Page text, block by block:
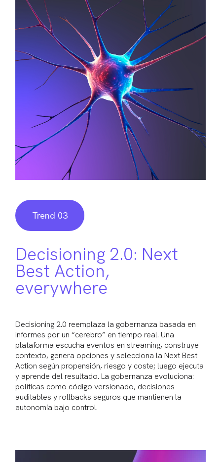
Trend 03
Decisioning 2.0: Next
Best Action,
everywhere
Decisioning 2.0 reemplaza la gobernanza basada en
informes por un “cerebro” en tiempo real. Una
plataforma escucha eventos en streaming, construye
contexto, genera opciones y selecciona la Next Best
Action según propensión, riesgo y coste; luego ejecuta
y aprende del resultado. La gobernanza evoluciona:
políticas como código versionado, decisiones
auditables y rollbacks seguros que mantienen la
autonomía bajo control.